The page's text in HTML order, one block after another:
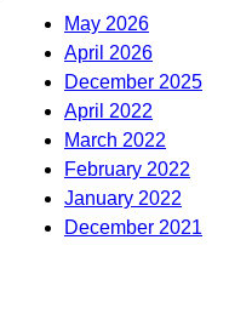
May 2026
April 2026
December 2025
April 2022
March 2022
February 2022
January 2022
December 2021